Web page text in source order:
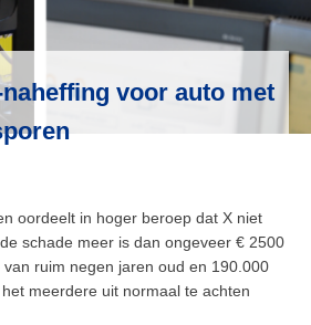
voor auto met
oordeelt in hoger beroep dat X niet
schade meer is dan ongeveer € 2500
ruim negen jaren oud en 190.000
meerdere uit normaal te achten